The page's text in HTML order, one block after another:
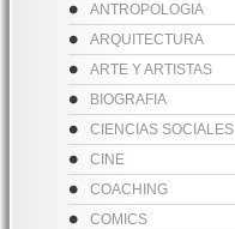
ANTROPOLOGIA
ARQUITECTURA
ARTE Y ARTISTAS
BIOGRAFIA
CIENCIAS SOCIALES
CINE
COACHING
COMICS